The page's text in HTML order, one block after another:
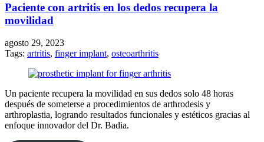
Paciente con artritis en los dedos recupera la
movilidad
agosto 29, 2023
Tags: artritis, finger implant, osteoarthritis
Un paciente recupera la movilidad en sus dedos solo 48 horas
después de someterse a procedimientos de arthrodesis y
arthroplastia, logrando resultados funcionales y estéticos gracias al
enfoque innovador del Dr. Badia.